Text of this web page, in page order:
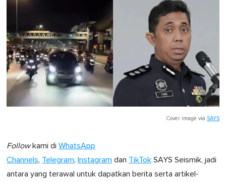
Cover image via SAYS
Followkami di WhatsApp
Channels, Telegram, Instagram dan TikTok SAYS Seismik, jadi
antara yang terawal untuk dapatkan berita serta artikel-